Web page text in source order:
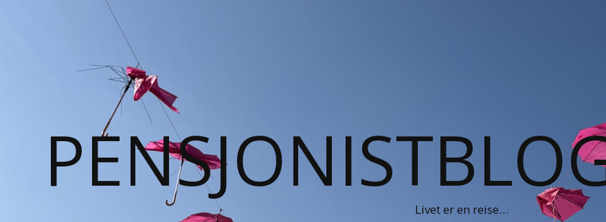
Livet er en reise…